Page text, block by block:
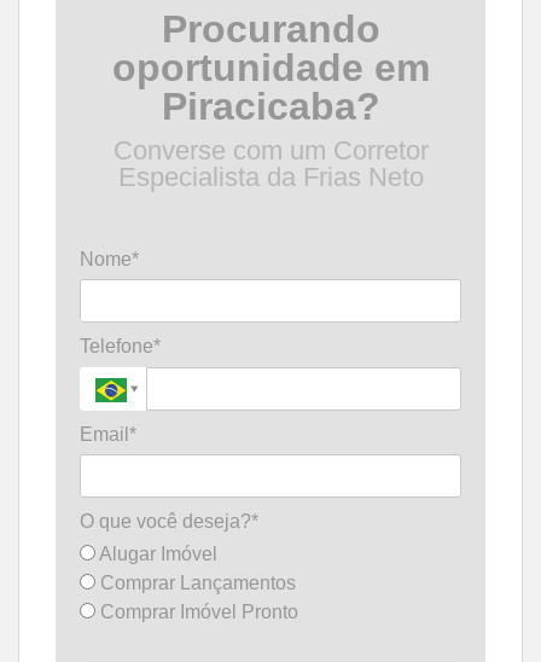
Procurando
oportunidade em
Piracicaba?
Converse com um Corretor
Especialista da Frias Neto
Nome*
Telefone*
Email*
O que você deseja?*
Alugar Imóvel
Comprar Lançamentos
Comprar Imóvel Pronto